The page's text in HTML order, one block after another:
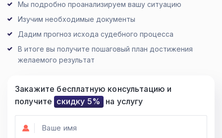
Мы подробно проанализируем вашу ситуацию
Изучим необходимые документы
Дадим прогноз исхода судебного процесса
В итоге вы получите пошаговый план достижения
желаемого результат
Закажите бесплатную консультацию и
получите скидку 5% на услугу